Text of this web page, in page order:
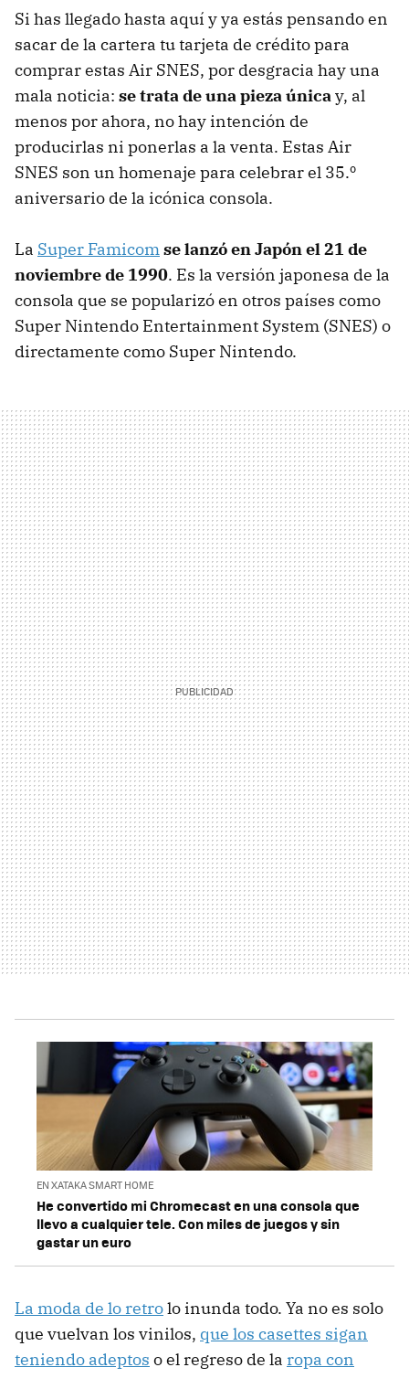
Si has llegado hasta aquí y ya estás pensando en
sacar de la cartera tu tarjeta de crédito para
comprar estas Air SNES, por desgracia hay una
mala noticia: se trata de una pieza únicay, al
menos por ahora, no hay intención de
producirlas ni ponerlas a la venta. Estas Air
SNES son un homenaje para celebrar el 35.º
aniversario de la icónica consola.
La Super Famicomse lanzó en Japón el 21 de
noviembre de 1990. Es la versión japonesa de la
consola que se popularizó en otros países como
Super Nintendo Entertainment System (SNES) o
directamente como Super Nintendo.
EN XATAKA SMART HOME
He convertido mi Chromecast en una consola que
llevo a cualquier tele. Con miles de juegos y sin
gastar un euro
La moda de lo retrolo inunda todo. Ya no es solo
que vuelvan los vinilos, que los casettes sigan
teniendo adeptos o el regreso de la ropa con